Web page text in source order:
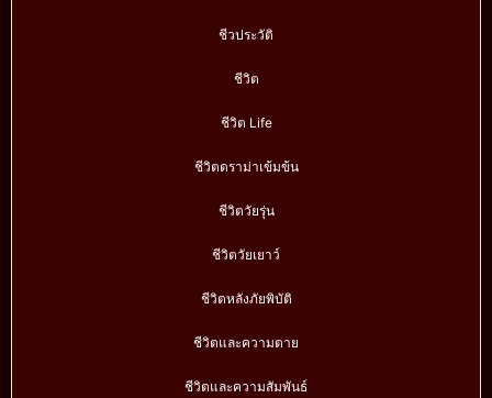
ชีวประวัติ
ชีวิต
ชีวิต Life
ชีวิตดราม่าเข้มข้น
ชีวิตวัยรุ่น
ชีวิตวัยเยาว์
ชีวิตหลังภัยพิบัติ
ชีวิตและความตาย
ชีวิตและความสัมพันธ์